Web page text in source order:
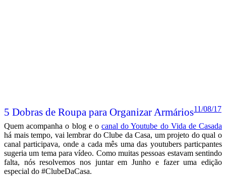
5 Dobras de Roupa para Organizar Armários11/08/17
Quem acompanha o blog e o canal do Youtube do Vida de Casada
há mais tempo, vai lembrar do Clube da Casa, um projeto do qual o
canal participava, onde a cada mês uma das youtubers particpantes
sugeria um tema para vídeo. Como muitas pessoas estavam sentindo
falta, nós resolvemos nos juntar em Junho e fazer uma edição
especial do #ClubeDaCasa.